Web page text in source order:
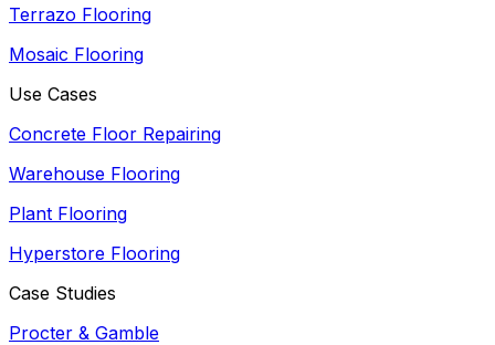
Terrazo Flooring
Mosaic Flooring
Use Cases
Concrete Floor Repairing
Warehouse Flooring
Plant Flooring
Hyperstore Flooring
Case Studies
Procter & Gamble